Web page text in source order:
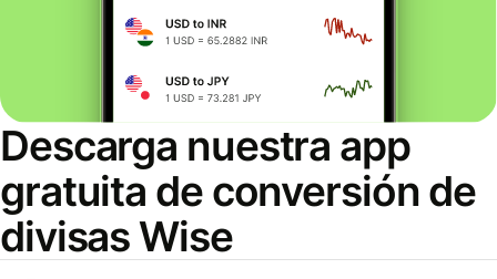
Descarga nuestra app
gratuita de conversión de
divisas Wise